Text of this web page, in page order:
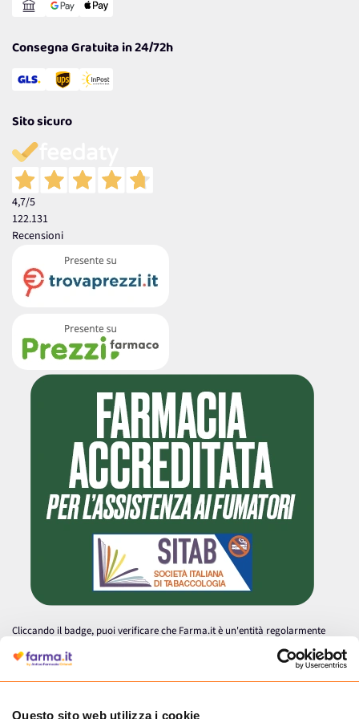
Questo sito web utilizza i cookie
Consegna Gratuita in 24/72h
Sito sicuro
4,7/5
122.131
Recensioni
Cliccando il badge, puoi verificare che Farma.it è un'entità regolarmente
autorizzata dal Ministero della Salute a effettuare la vendita online di
medicinali.